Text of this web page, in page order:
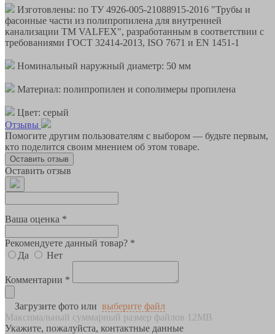
Изготовлены: по ТУ 4926-005-21088915-2016 "Трубы и
фасонные части из полипропилена для внутренней
канализации ТМ VALFEX", разработанным в соответствии с
требованиями ГОСТ 32414-2013, ISO 7671 и EN 1451-1
Номинальный наружный диаметр: 50 мм
Материал: полипропилен и сополимеры пропилена
Цвет: серый
Отзывы
Помогите другим пользователям с выбором — будьте первым,
кто поделится своим мнением об этом товаре.
Оставить отзыв
Оставить отзыв
Ваша оценка *
Рекомендуете данный товар? *
Да
Нет
Комментарии *
Загрузите фото или выберите файл
Максимальный суммарный размер файлов 12MB
Укажите, пожалуйста, контактные данные